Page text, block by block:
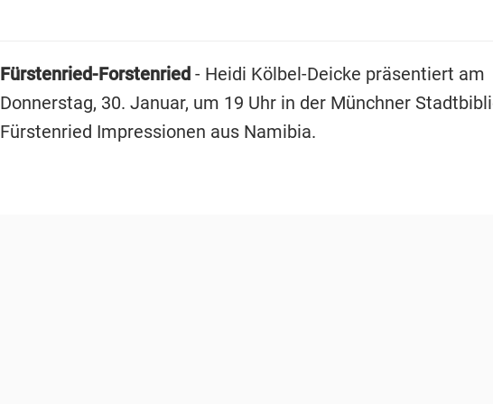
Fürstenried-Forstenried- Heidi Kölbel-Deicke präsentiert am
Donnerstag, 30. Januar, um 19 Uhr in der Münchner
Fürstenried Impressionen aus Namibia.